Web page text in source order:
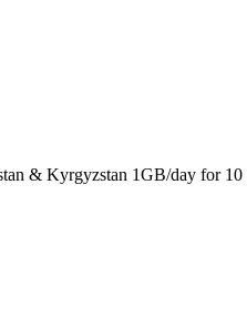
& Kyrgyzstan 1GB/day for 10